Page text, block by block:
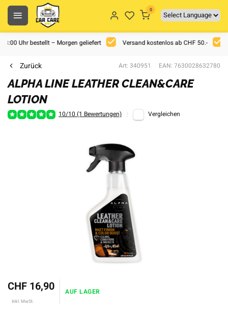
0
Uhr bestellt – Morgen geliefert Versand kostenlos ab CHF 50.-
Zurück Art: 340951 EAN: 7630028632780
ALPHA LINE LEATHER CLEAN&CARE
LOTION
10/10 (1 Bewertungen) Vergleichen
CHF 16,90
Inkl. MwSt.
AUF LAGER